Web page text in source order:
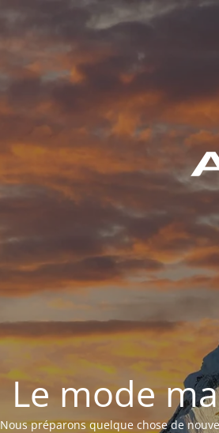
Le mode
Nous préparons quelque chose de